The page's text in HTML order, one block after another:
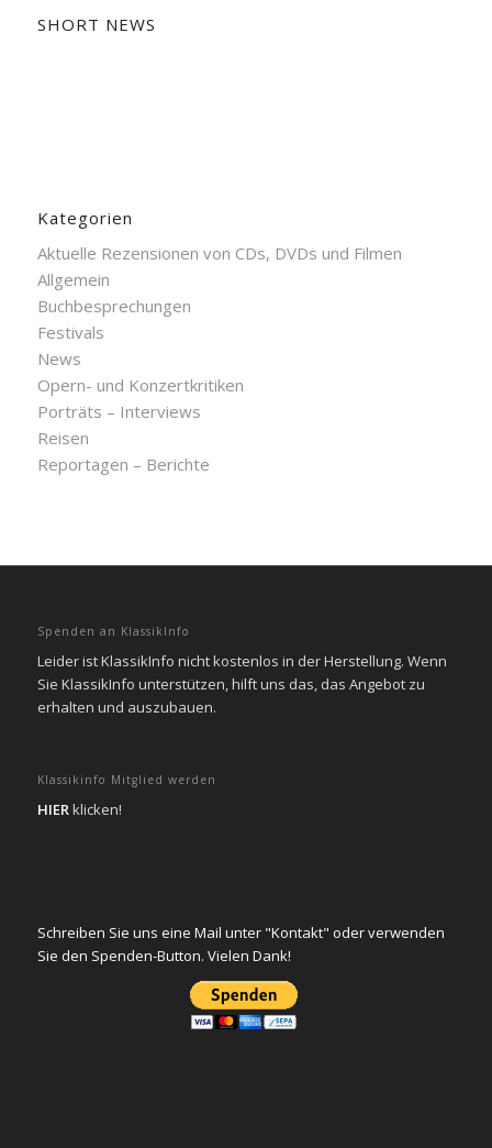
SHORT NEWS
Kategorien
Aktuelle Rezensionen von CDs, DVDs und Filmen
Allgemein
Buchbesprechungen
Festivals
News
Opern- und Konzertkritiken
Porträts – Interviews
Reisen
Reportagen – Berichte
Spenden an KlassikInfo
Leider ist KlassikInfo nicht kostenlos in der Herstellung. Wenn
Sie KlassikInfo unterstützen, hilft uns das, das Angebot zu
erhalten und auszubauen.
Klassikinfo Mitglied werden
HIERklicken!
Schreiben Sie uns eine Mail unter "Kontakt" oder verwenden
Sie den Spenden-Button. Vielen Dank!